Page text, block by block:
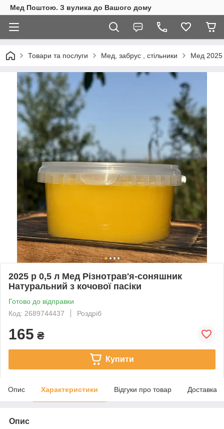
Мед Поштою. З вулика до Вашого дому
Товари та послуги Мед, забрус , стільники Мед 2025
2025 р 0,5 л Мед Різнотрав'я-соняшник
Натуральний з кочової пасіки
Готово до відправки
Код: 2689744437
Роздріб
165 ₴
Купити
Опис Характеристики Відгуки про товар Доставка
Опис